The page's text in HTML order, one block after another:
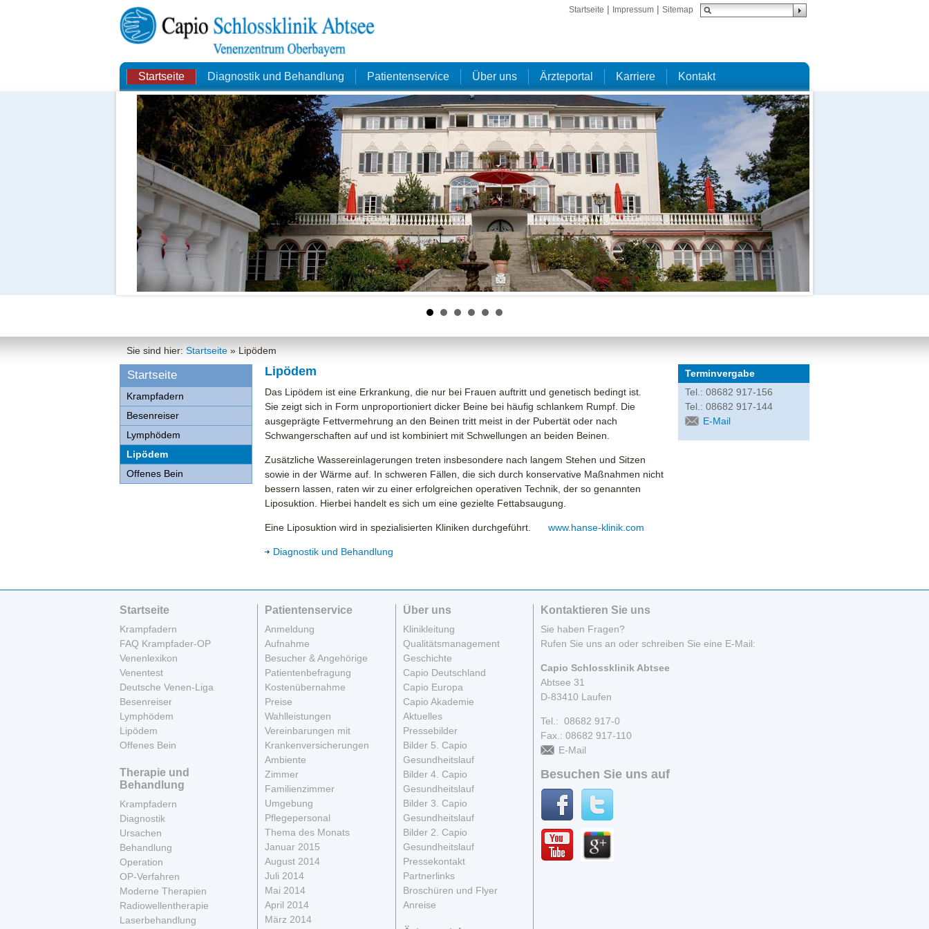
Startseite | Impressum | Sitemap
Startseite Diagnostik und Behandlung Patientenservice Über uns Ärzteportal Karriere Kontakt
Sie sind hier: Startseite » Lipödem
Startseite
Krampfadern
Besenreiser
Lymphödem
Lipödem
Offenes Bein
Terminvergabe
Tel.: 08682 917-156
Tel.: 08682 917-144
E-Mail
Lipödem
Das Lipödem ist eine Erkrankung, die nur bei Frauen auftritt und genetisch bedingt ist.
Sie zeigt sich in Form unproportioniert dicker Beine bei häufig schlankem Rumpf. Die
ausgeprägte Fettvermehrung an den Beinen tritt meist in der Pubertät oder nach
Schwangerschaften auf und ist kombiniert mit Schwellungen an beiden Beinen.
Zusätzliche Wassereinlagerungen treten insbesondere nach langem Stehen und Sitzen
sowie in der Wärme auf. In schweren Fällen, die sich durch konservative Maßnahmen nicht
bessern lassen, raten wir zu einer erfolgreichen operativen Technik, der so genannten
Liposuktion. Hierbei handelt es sich um eine gezielte Fettabsaugung.
Eine Liposuktion wird in spezialisierten Kliniken durchgeführt. www.hanse-klinik.com
Diagnostik und Behandlung
Startseite
Krampfadern
FAQ Krampfader-OP
Venenlexikon
Venentest
Deutsche Venen-Liga
Besenreiser
Lymphödem
Lipödem
Offenes Bein
Therapie und
Behandlung
Krampfadern
Diagnostik
Ursachen
Behandlung
Operation
OP-Verfahren
Moderne Therapien
Radiowellentherapie
Laserbehandlung
Patientenservice
Anmeldung
Aufnahme
Besucher & Angehörige
Patientenbefragung
Kostenübernahme
Preise
Wahlleistungen
Vereinbarungen mit
Krankenversicherungen
Ambiente
Zimmer
Familienzimmer
Umgebung
Pflegepersonal
Thema des Monats
Januar 2015
August 2014
Juli 2014
Mai 2014
April 2014
März 2014
Über uns
Klinikleitung
Qualitätsmanagement
Geschichte
Capio Deutschland
Capio Europa
Capio Akademie
Aktuelles
Pressebilder
Bilder 5. Capio
Gesundheitslauf
Bilder 4. Capio
Gesundheitslauf
Bilder 3. Capio
Gesundheitslauf
Bilder 2. Capio
Gesundheitslauf
Pressekontakt
Partnerlinks
Broschüren und Flyer
Anreise
Kontaktieren Sie uns
Sie haben Fragen?
Rufen Sie uns an oder schreiben Sie eine E-Mail:
Capio Schlossklinik Abtsee
Abtsee 31
D-83410 Laufen
Tel.: 08682 917-0
Fax.: 08682 917-110
E-Mail
Besuchen Sie uns auf